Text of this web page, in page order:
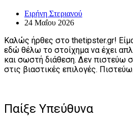
Ειρήνη Στεριανού
24 Μαΐου 2026
Καλώς ήρθες στο thetipster.gr!
εδώ θέλω το στοίχημα να έχει
και σωστή διάθεση. Δεν πιστεύω
στις βιαστικές επιλογές.
Παίξε Υπεύθυνα